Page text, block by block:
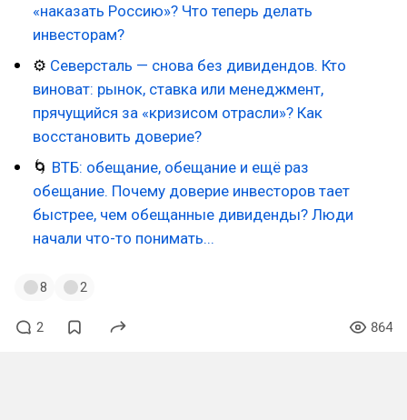
«наказать Россию»? Что теперь делать
инвесторам?
⚙ Северсталь — снова без дивидендов. Кто
виноват: рынок, ставка или менеджмент,
прячущийся за «кризисом отрасли»? Как
восстановить доверие?
🌀 ВТБ: обещание, обещание и ещё раз
обещание. Почему доверие инвесторов тает
быстрее, чем обещанные дивиденды? Люди
начали что-то понимать...
8 2
2 864